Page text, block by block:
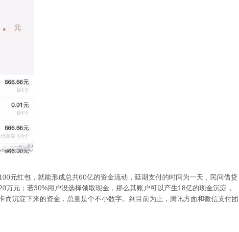
红包，就能形成总共60亿的资金流动，延期支付的时间为一天，民间借贷
万元；若30%用户没选择领取现金，那么其账户可以产生18亿的现金沉淀，
而沉淀下来的资金，总量是个不小数字。到目前为止，腾讯方面和微信支付团